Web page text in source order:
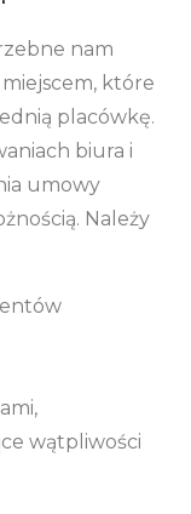
nam
które
placówkę.
biura i
umowy
Należy
wątpliwości